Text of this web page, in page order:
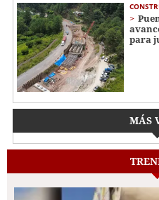
para
MÁS